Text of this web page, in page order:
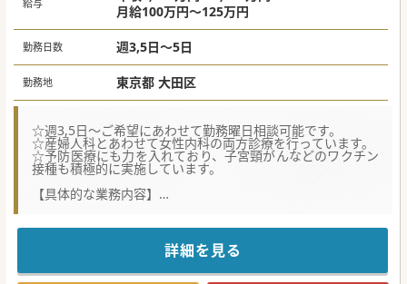
#週3日可 #秋入職可
給与
月給100万円～125万円
勤務日数 週3,5日～5日
勤務地 東京都 大田区
☆週3,5日～ご希望にあわせて勤務曜日相談可能です。
☆産婦人科とあわせて女性内科の両方診療を行っています。
☆予防医療にも力を入れており、子宮頸がんなどのワクチン
接種も積極的に実施しています。
【具体的な業務内容】
■婦人科外来診療が主な業務であり、更年期診察やワクチン
■学童期から更年期、閉経後の女性の様々な症状に対応する
幅広い一般外来をお願いいたします。
■子宮がん検診、子宮筋腫、更年期障害、骨粗鬆症などの検
査と治療を一貫してご担当いただきます。
詳細を見る